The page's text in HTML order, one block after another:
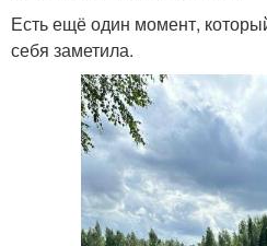
Есть ещё один момент,
себя заметила.